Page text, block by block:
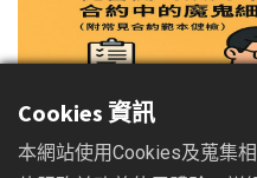
Cookies 資訊
本網站使用Cookies及蒐集